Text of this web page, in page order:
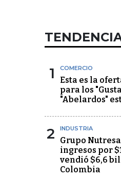
1 COMERCIO
Esta es la
para los
"Abelardos"
2 INDUSTRIA
Grupo
ingresos por
vendió $6,6
Colombia